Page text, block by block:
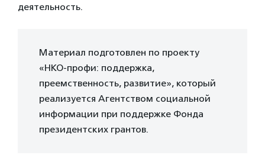
деятельность.
Материал подготовлен по проекту
«НКО-профи: поддержка,
преемственность, развитие», который
реализуется Агентством социальной
информации при поддержке Фонда
президентских грантов.